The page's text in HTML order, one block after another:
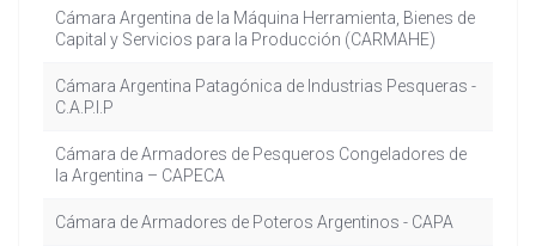
Cámara Argentina de la Máquina Herramienta, Bienes de
Capital y Servicios para la Producción (CARMAHE)
Cámara Argentina Patagónica de Industrias Pesqueras -
C.A.P.I.P
Cámara de Armadores de Pesqueros Congeladores de
la Argentina – CAPECA
Cámara de Armadores de Poteros Argentinos - CAPA